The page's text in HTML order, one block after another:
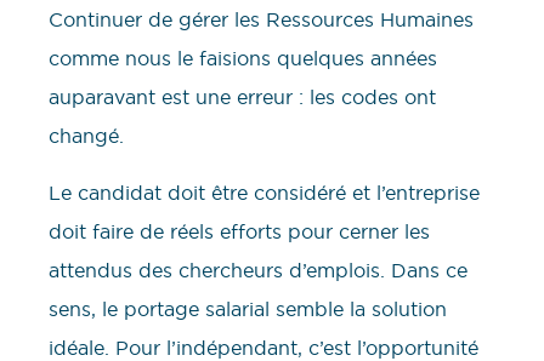
Continuer de gérer les Ressources Humaines
comme nous le faisions quelques années
auparavant est une erreur : les codes ont
changé.
Le candidat doit être considéré et l’entreprise
doit faire de réels efforts pour cerner les
attendus des chercheurs d’emplois. Dans ce
sens, le portage salarial semble la solution
idéale. Pour l’indépendant, c’est l’opportunité